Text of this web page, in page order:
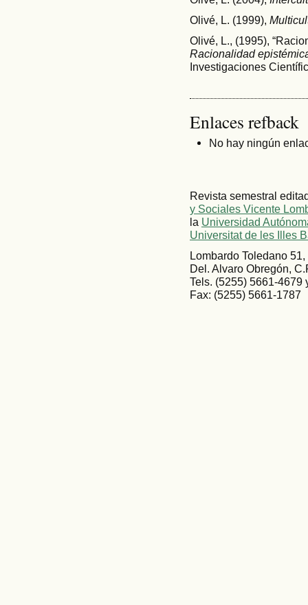
Olivé, L. (1999),
Olivé, L., (1995),
Racionalidad
Investigaciones
Enlaces refback
No hay ningún
Revista semestral
y Sociales Vicente
la Universidad
Universitat de les Illes
Lombardo Toledano
Del. Alvaro Obregón,
Tels. (5255) 5661-4679
Fax: (5255) 5661-1787